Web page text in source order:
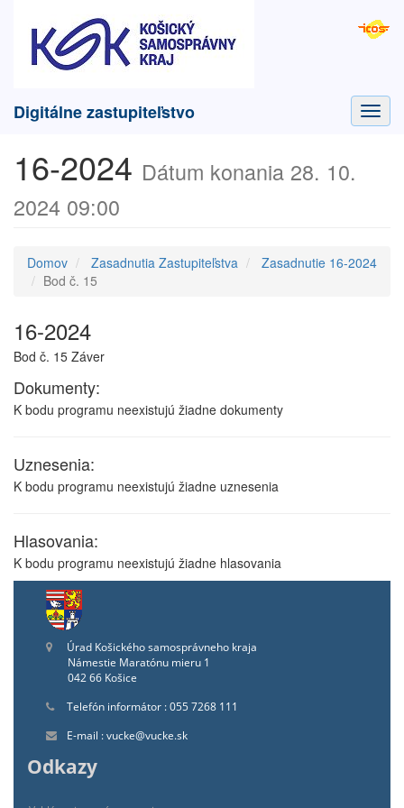
Digitálne zastupiteľstvo
16-2024 Dátum konania 28. 10.
2024 09:00
Domov Zasadnutia Zastupiteľstva
Zasadnutie 16-2024
Bod č. 15
16-2024
Bod č. 15 Záver
Dokumenty:
K bodu programu neexistujú žiadne dokumenty
Uznesenia:
K bodu programu neexistujú žiadne uznesenia
Hlasovania:
K bodu programu neexistujú žiadne hlasovania
Úrad Košického samosprávneho kraja
Námestie Maratónu mieru 1
042 66 Košice
Telefón informátor : 055 7268 111
E-mail : vucke@vucke.sk
Odkazy